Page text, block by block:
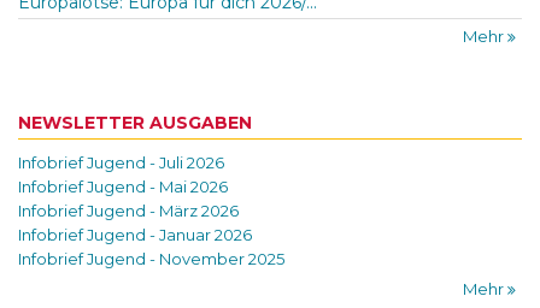
Mehr
NEWSLETTER AUSGABEN
Infobrief Jugend - Juli 2026
Infobrief Jugend - Mai 2026
Infobrief Jugend - März 2026
Infobrief Jugend - Januar 2026
Infobrief Jugend - November 2025
Mehr